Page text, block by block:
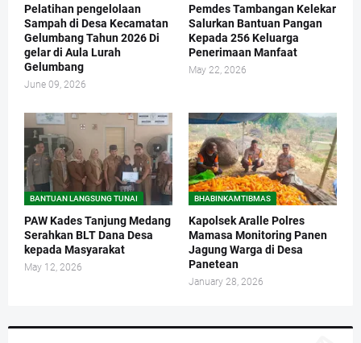
Pelatihan pengelolaan
Sampah di Desa Kecamatan
Gelumbang Tahun 2026 Di
gelar di Aula Lurah
Gelumbang
June 09, 2026
Pemdes Tambangan Kelekar
Salurkan Bantuan Pangan
Kepada 256 Keluarga
Penerimaan Manfaat
May 22, 2026
BANTUAN LANGSUNG TUNAI
PAW Kades Tanjung Medang
Serahkan BLT Dana Desa
kepada Masyarakat
May 12, 2026
BHABINKAMTIBMAS
Kapolsek Aralle Polres
Mamasa Monitoring Panen
Jagung Warga di Desa
Panetean
January 28, 2026